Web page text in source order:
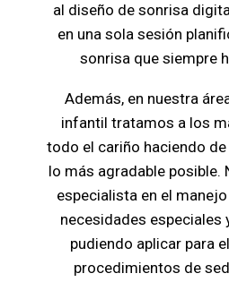
al diseño de sonrisa
en una sola sesión
sonrisa que siempre
Además, en nuestra
infantil tratamos a los
todo el cariño haciendo
lo más agradable posible.
especialista en el
necesidades
pudiendo aplicar para
procedimientos de